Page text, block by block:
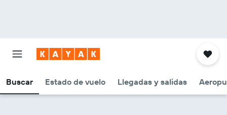
Buscar Estado de vuelo Llegadas y salidas